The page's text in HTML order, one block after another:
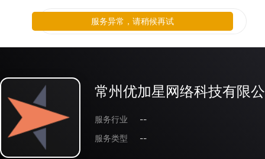
常州优加星网络科技有限
服务行业
--
服务类型
--
服务异常，请稍候再试